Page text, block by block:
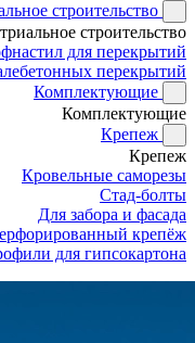
строительство
строительство
для перекрытий
перекрытий
Комплектующие
Комплектующие
Крепеж
Крепеж
Кровельные саморезы
Стад-болты
Для забора и фасада
крепёж
для гипсокартона